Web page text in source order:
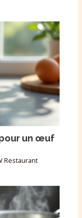
un œuf
Restaurant